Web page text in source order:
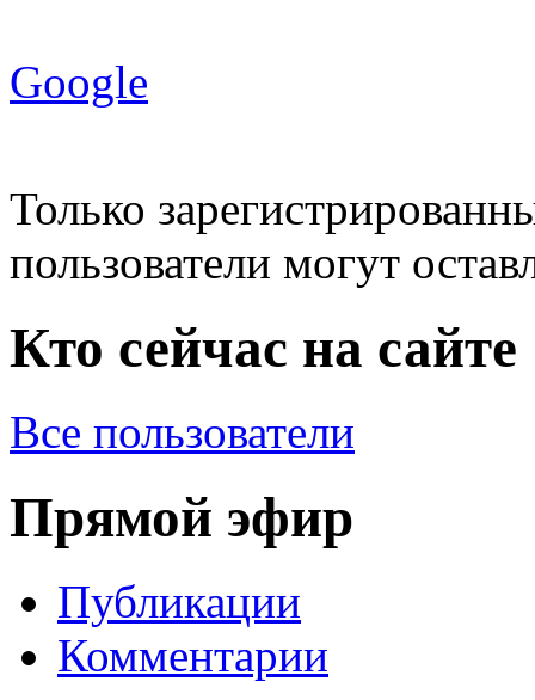
Google
Только
пользователи могут
Кто сейчас на сайте
Все пользователи
Прямой эфир
Публикации
Комментарии